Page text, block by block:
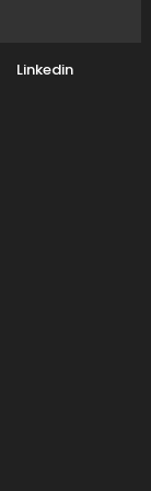
Linkedin